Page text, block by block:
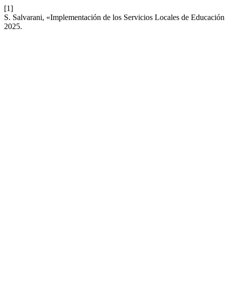
[1]
S. Salvarani, «Implementación de los Servicios Locales de
2025.